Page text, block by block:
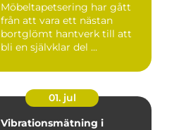
Möbeltapetsering har gått
från att vara ett nästan
bortglömt hantverk till att
bli en självklar del ...
01. jul
Vibrationsmätning i